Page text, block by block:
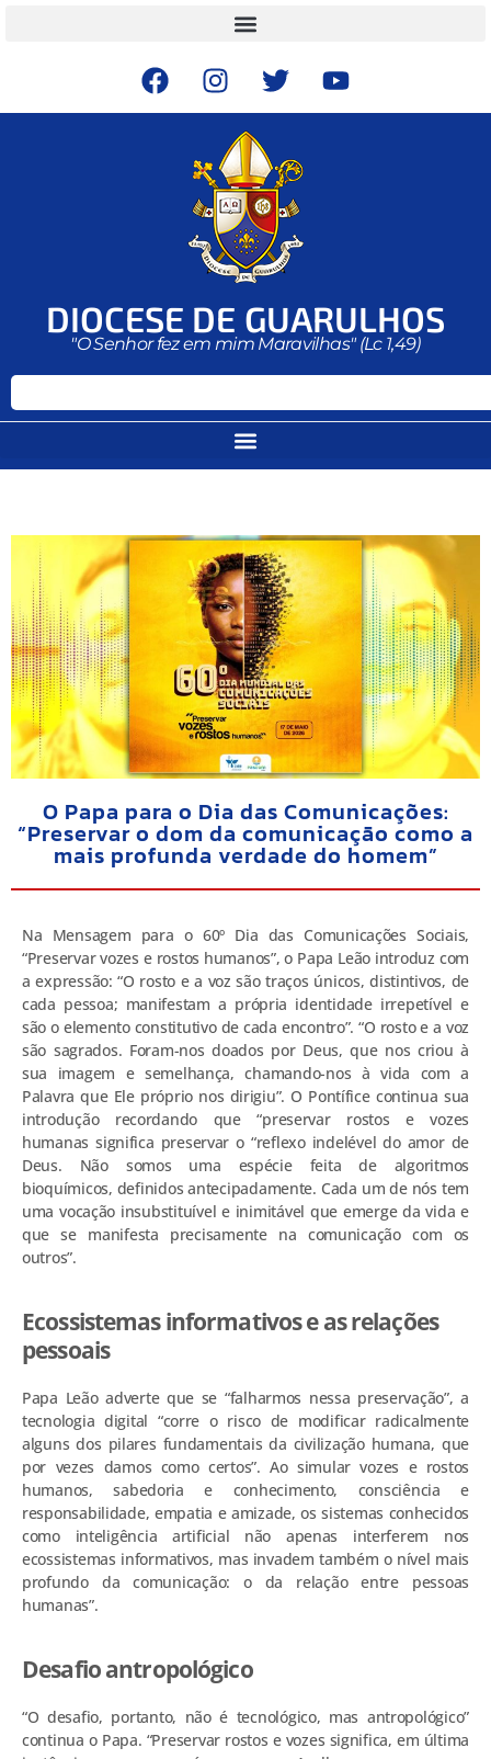
DIOCESE DE GUARULHOS
"O Senhor fez em mim Maravilhas" (Lc 1,49)
O Papa para o Dia das Comunicações:
“Preservar o dom da comunicação como a
mais profunda verdade do homem”
Na Mensagem para o 60º Dia das Comunicações Sociais,
“Preservar vozes e rostos humanos”, o Papa Leão introduz com
a expressão: “O rosto e a voz são traços únicos, distintivos, de
cada pessoa; manifestam a própria identidade irrepetível e
são o elemento constitutivo de cada encontro”. “O rosto e a voz
são sagrados. Foram-nos doados por Deus, que nos criou à
sua imagem e semelhança, chamando-nos à vida com a
Palavra que Ele próprio nos dirigiu”. O Pontífice continua sua
introdução recordando que “preservar rostos e vozes
humanas significa preservar o “reflexo indelével do amor de
Deus. Não somos uma espécie feita de algoritmos
bioquímicos, definidos antecipadamente. Cada um de nós tem
uma vocação insubstituível e inimitável que emerge da vida e
que se manifesta precisamente na comunicação com os
outros”.
Ecossistemas informativos e as relações
pessoais
Papa Leão adverte que se “falharmos nessa preservação”, a
tecnologia digital “corre o risco de modificar radicalmente
alguns dos pilares fundamentais da civilização humana, que
por vezes damos como certos”. Ao simular vozes e rostos
humanos, sabedoria e conhecimento, consciência e
responsabilidade, empatia e amizade, os sistemas conhecidos
como inteligência artificial não apenas interferem nos
ecossistemas informativos, mas invadem também o nível mais
profundo da comunicação: o da relação entre pessoas
humanas”.
Desafio antropológico
“O desafio, portanto, não é tecnológico, mas antropológico”
continua o Papa. “Preservar rostos e vozes significa, em última